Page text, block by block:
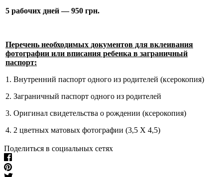
5 рабочих дней — 950 грн.
Перечень необходимых документов для вклеивания
фотографии или вписания ребенка в заграничный
паспорт:
1. Внутренний паспорт одного из родителей (ксерокопия)
2. Заграничный паспорт одного из родителей
3. Оригинал свидетельства о рождении (ксерокопия)
4. 2 цветных матовых фотографии (3,5 Х 4,5)
Поделиться в социальных сетях